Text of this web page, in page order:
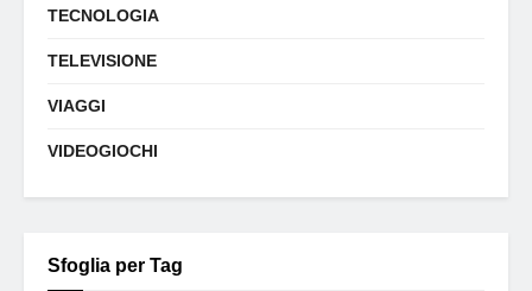
TECNOLOGIA
TELEVISIONE
VIAGGI
VIDEOGIOCHI
Sfoglia per Tag